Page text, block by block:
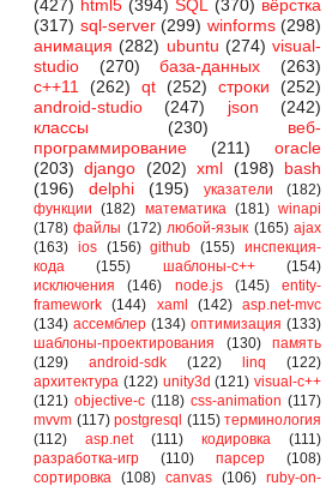
(427) html5 (394) SQL (370) вёрстка
(317) sql-server (299) winforms (298)
анимация (282) ubuntu (274) visual-
studio
(270) база-данных
(263)
c++11
(262) qt (252) строки
(252)
android-studio
(247) json
(242)
классы
(230)
веб-
программирование
(211)
oracle
(203) django (202) xml (198)
bash
(196)
delphi (195) указатели
(182)
функции (182) математика (181) winapi
(178) файлы (172) любой-язык (165) ajax
(163) ios (156) github (155) инспекция-
кода
(155) шаблоны-с++
(154)
исключения
(146) node.js (145)
entity-
framework (144) xaml (142) asp.net-mvc
(134) ассемблер (134) оптимизация (133)
шаблоны-проектирования
(130)
память
(129)
android-sdk (122) linq
(122)
архитектура (122) unity3d (121) visual-c++
(121) objective-c (118) css-animation (117)
mvvm (117) postgresql (115) терминология
(112)
asp.net (111) кодировка
(111)
разработка-игр
(110) парсер
(108)
сортировка
(108) canvas (106) ruby-on-